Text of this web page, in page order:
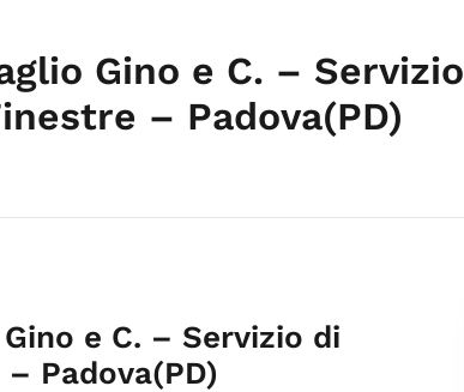
Gino e C. – Servizio
– Padova(PD)
e C. – Servizio di
Padova(PD)